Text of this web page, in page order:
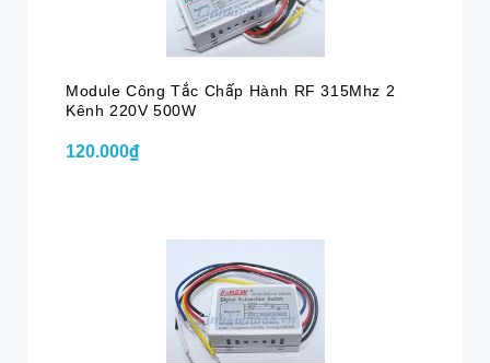
Module Công Tắc Chấp Hành RF 315Mhz 2
Kênh 220V 500W
120.000₫